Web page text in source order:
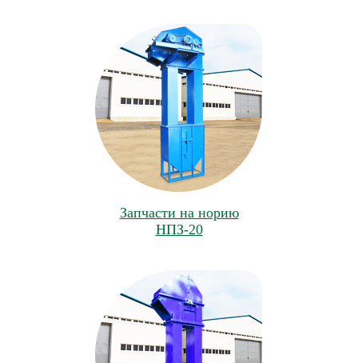
Запчасти на норию
НПЗ-20